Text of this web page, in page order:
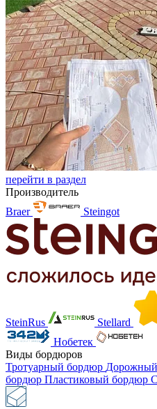
перейти в раздел
Производитель
Braer
Steingot
SteinRus Stellard
Нобетек
Виды бордюров
Тротуарный бордюр
бордюр Пластиковый бордюр